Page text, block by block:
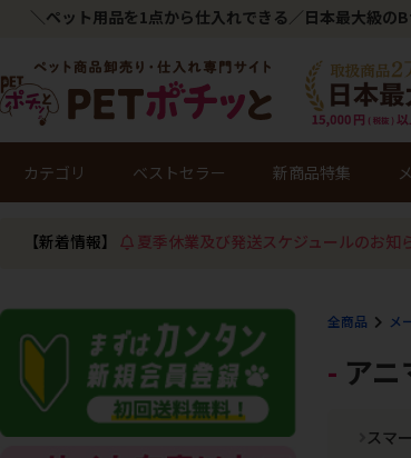
＼ペット用品を1点から仕入れできる／日本最大級の
カテゴリ ベストセラー 新商品特集
【新着情報】 夏季休業及び発送スケジュールのお知
全商品 メ
ア
スマ